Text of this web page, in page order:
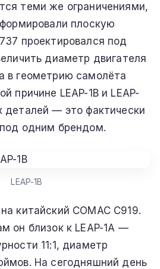
теми же ограничениями,
плоскую
проектировался под
диаметр двигателя
в геометрию самолёта
причине LEAP-1B и LEAP-
деталей — это фактически
одним брендом.
LEAP-1B
китайский COMAC C919.
он близок к LEAP-1A —
11:1, диаметр
На сегодняшний день